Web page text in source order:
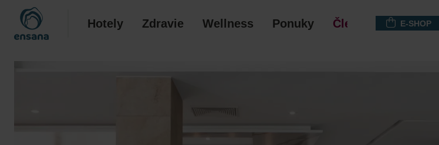
Hotely Zdravie Wellness Ponuky Členstvo E-SHOP